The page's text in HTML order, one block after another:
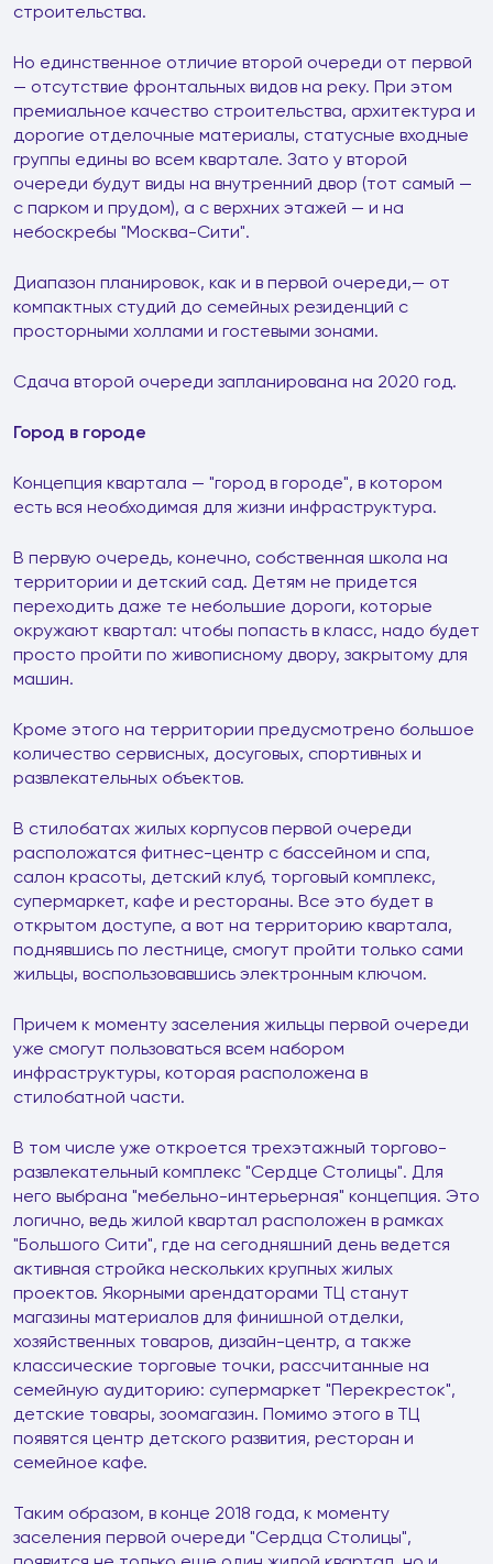
строительства.
Но единственное отличие второй очереди от первой
— отсутствие фронтальных видов на реку. При этом
премиальное качество строительства, архитектура и
дорогие отделочные материалы, статусные входные
группы едины во всем квартале. Зато у второй
очереди будут виды на внутренний двор (тот самый —
с парком и прудом), а с верхних этажей — и на
небоскребы "Москва-Сити".
Диапазон планировок, как и в первой очереди,— от
компактных студий до семейных резиденций с
просторными холлами и гостевыми зонами.
Сдача второй очереди запланирована на 2020 год.
Город в городе
Концепция квартала — "город в городе", в котором
есть вся необходимая для жизни инфраструктура.
В первую очередь, конечно, собственная школа на
территории и детский сад. Детям не придется
переходить даже те небольшие дороги, которые
окружают квартал: чтобы попасть в класс, надо будет
просто пройти по живописному двору, закрытому для
машин.
Кроме этого на территории предусмотрено большое
количество сервисных, досуговых, спортивных и
развлекательных объектов.
В стилобатах жилых корпусов первой очереди
расположатся фитнес-центр с бассейном и спа,
салон красоты, детский клуб, торговый комплекс,
супермаркет, кафе и рестораны. Все это будет в
открытом доступе, а вот на территорию квартала,
поднявшись по лестнице, смогут пройти только сами
жильцы, воспользовавшись электронным ключом.
Причем к моменту заселения жильцы первой очереди
уже смогут пользоваться всем набором
инфраструктуры, которая расположена в
стилобатной части.
В том числе уже откроется трехэтажный торгово-
развлекательный комплекс "Сердце Столицы". Для
него выбрана "мебельно-интерьерная" концепция. Это
логично, ведь жилой квартал расположен в рамках
"Большого Сити", где на сегодняшний день ведется
активная стройка нескольких крупных жилых
проектов. Якорными арендаторами ТЦ станут
магазины материалов для финишной отделки,
хозяйственных товаров, дизайн-центр, а также
классические торговые точки, рассчитанные на
семейную аудиторию: супермаркет "Перекресток",
детские товары, зоомагазин. Помимо этого в ТЦ
появятся центр детского развития, ресторан и
семейное кафе.
Таким образом, в конце 2018 года, к моменту
заселения первой очереди "Сердца Столицы",